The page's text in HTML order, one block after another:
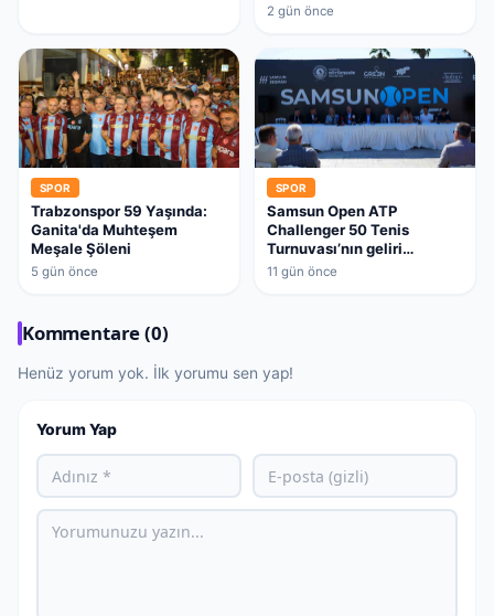
2 gün önce
SPOR
Trabzonspor 59 Yaşında:
Ganita'da Muhteşem
Meşale Şöleni
5 gün önce
SPOR
Samsun Open ATP
Challenger 50 Tenis
Turnuvası’nın geliri
Mehmetçik Vakfı’na
11 gün önce
Kommentare (0)
Henüz yorum yok. İlk yorumu sen yap!
Yorum Yap